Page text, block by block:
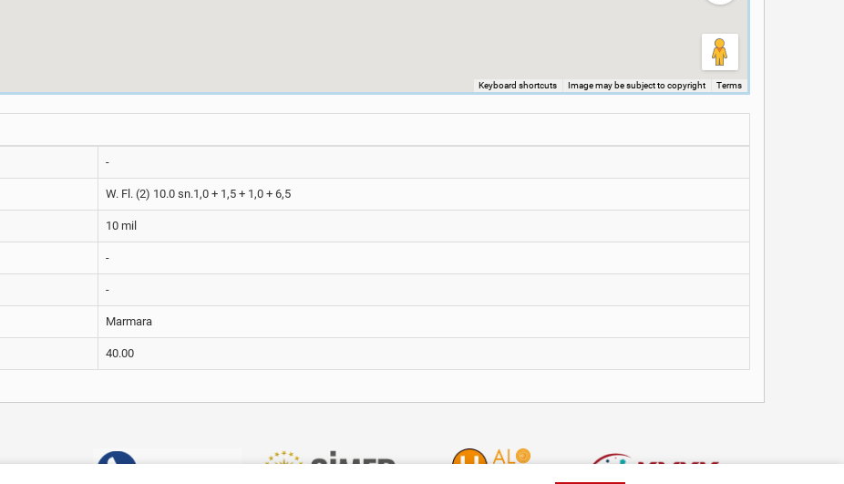
Keyboard shortcuts Image may be subject to copyright Terms
-
W. Fl. (2) 10.0 sn.1,0 + 1,5 + 1,0 + 6,5
10 mil
-
-
Marmara
40.00